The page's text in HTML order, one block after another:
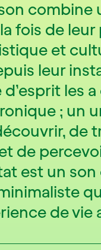
combine
fois de
et
leur
les
; un
de
de
est un
de vie